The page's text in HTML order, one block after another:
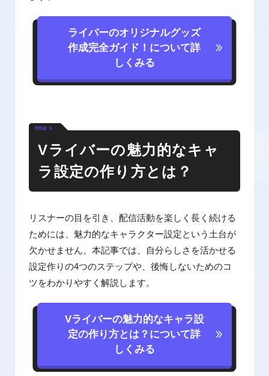
ライバーのオリジナルグッズ
作成完全ガイド！について詳
しくみる
Vライバーの魅力的なキャ
ラ設定の作り方とは？
リスナーの目を引き、配信活動を楽しく長く続ける
ためには、魅力的なキャラクター設定という土台が
欠かせません。本記事では、自分らしさを活かせる
設定作りの4つのステップや、後悔しないためのコ
ツをわかりやすく解説します。
Vライバーの魅力的なキャラ設
定の作り方とは？について詳
しくみる